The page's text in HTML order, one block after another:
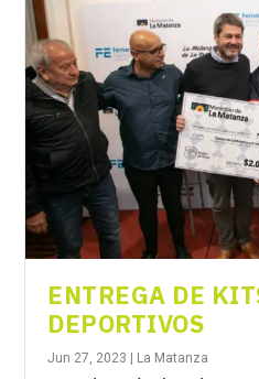
ENTREGA DE
DEPORTIVOS
Jun 27, 2023 | La Matanza